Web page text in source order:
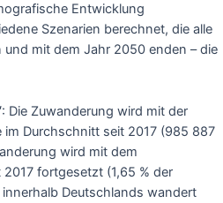
Entwicklung
Szenarien berechnet, die alle
mit dem Jahr 2050 enden – die
: Die Zuwanderung wird mit der
Durchschnitt seit 2017 (985 887
wird mit dem
fortgesetzt (1,65 % der
Deutschlands wandert